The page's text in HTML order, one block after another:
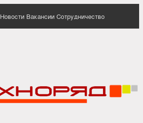
Новости Вакансии Сотрудничество